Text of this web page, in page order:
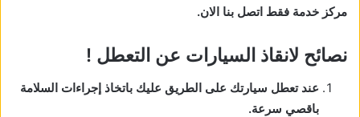
مركز خدمة فقط اتصل بنا الان.
نصائح لانقاذ السيارات عن التعطل !
عند تعطل سيارتك على الطريق عليك باتخاذ إجراءات السلامة
باقصي سرعة.